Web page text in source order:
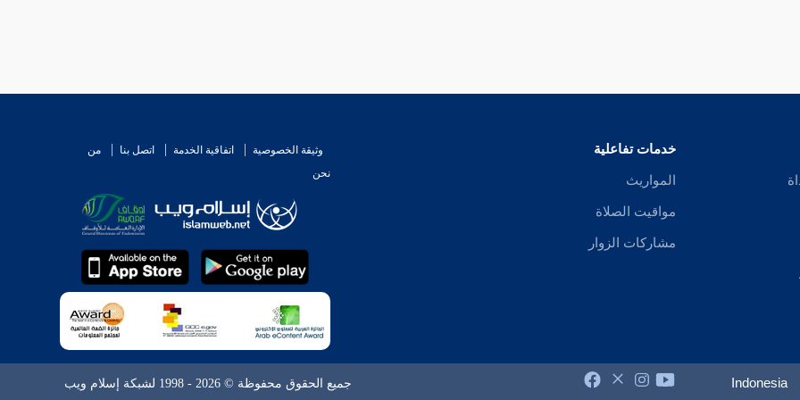
خدمات تفاعلية
المواريث
مواقيت الصلاة
مشاركات الزوار
وثيقة الخصوصية اتفاقية الخدمة اتصل بنا
من
نحن
Indonesia جميع الحقوق محفوظة © 2026 - 1998 لشبكة إسلام ويب